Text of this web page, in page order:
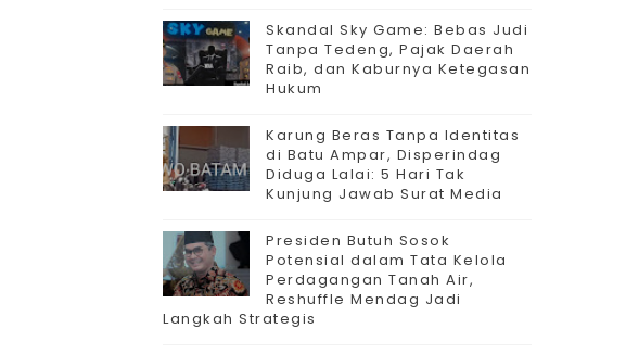
Skandal Sky Game: Bebas Judi
Tanpa Tedeng, Pajak Daerah
Raib, dan Kaburnya Ketegasan
Hukum
Karung Beras Tanpa Identitas
di Batu Ampar, Disperindag
Diduga Lalai: 5 Hari Tak
Kunjung Jawab Surat Media
Presiden Butuh Sosok
Potensial dalam Tata Kelola
Perdagangan Tanah Air,
Reshuffle Mendag Jadi
Langkah Strategis